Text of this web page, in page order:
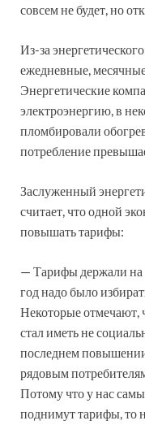
совсем не будет, но
Из-за
ежедневные,
Энергетические
электроэнергию, в
пломбировали
потребление
Заслуженный
считает, что одной
повышать тарифы:
— Тарифы держали на
год надо было
Некоторые отмечают,
стал иметь не
последнем
рядовым
Потому что у нас
поднимут тарифы, то